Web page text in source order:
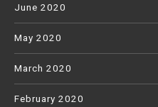
June 2020
May 2020
March 2020
February 2020